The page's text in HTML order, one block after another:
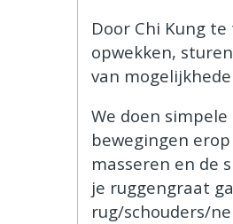
Door Chi Kung
opwekken,
van
We doen
bewegingen
masseren en de
je ruggengraat
rug/schouders/